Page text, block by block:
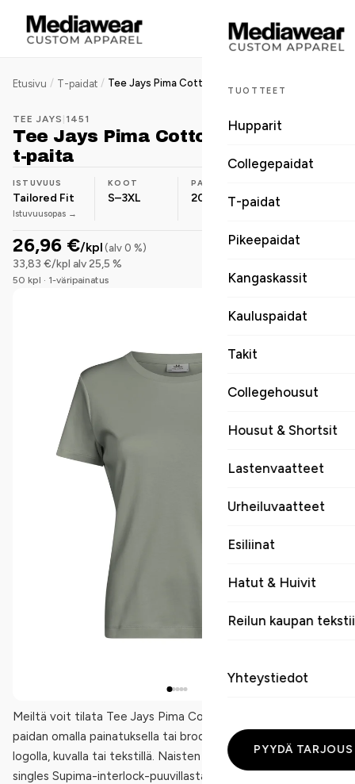
TUOTTEET
Hupparit
Collegepaidat
T-paidat
Pikeepaidat
Kangaskassit
Kauluspaidat
Takit
Collegehousut
Housut & Shortsit
Lastenvaatteet
Urheiluvaatteet
Esiliinat
Hatut & Huivit
Reilun kaupan
Yhteystiedot
PYYDÄ TARJOUS
Etusivu / T-paidat / Tee Jays Pima Cotton Tee naisten t-paita
TEE JAYS 1451
Tee Jays Pima Cotton Tee naisten
t-paita
ISTUVUUS
Tailored Fit
Istuvuusopas →
KOOT
S–3XL
PAINO
200 g/m² Puuvilla
26,96 €/kpl (alv 0 %)
33,83 €/kpl alv 25,5 %
50 kpl · 1-väripainatus
Meiltä voit tilata Tee Jays Pima Cotton Tee naisten t-
paidan omalla painatuksella tai brodeerauksella, esimerkiksi
logolla, kuvalla tai tekstillä. Naisten Pima Cotton -t-paita 44
singles Supima-interlock-puuvillasta (200 g/m²). Muotoiltu